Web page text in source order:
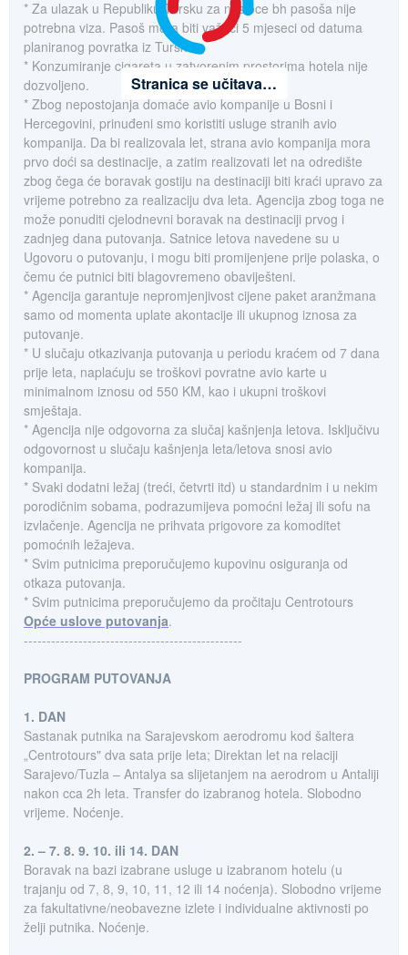
* Za ulazak u Republiku Tursku za nosioce bh pasoša nije
potrebna viza. Pasoš mora biti važeći 5 mjeseci od datuma
planiranog povratka iz Turske.
* Konzumiranje cigareta u zatvorenim prostorima hotela nije
dozvoljeno.
* Zbog nepostojanja domaće avio kompanije u Bosni i
Hercegovini, prinuđeni smo koristiti usluge stranih avio
kompanija. Da bi realizovala let, strana avio kompanija mora
prvo doći sa destinacije, a zatim realizovati let na odredište
zbog čega će boravak gostiju na destinaciji biti kraći upravo za
vrijeme potrebno za realizaciju dva leta. Agencija zbog toga ne
može ponuditi cjelodnevni boravak na destinaciji prvog i
zadnjeg dana putovanja. Satnice letova navedene su u
Ugovoru o putovanju, i mogu biti promijenjene prije polaska, o
čemu će putnici biti blagovremeno obaviješteni.
* Agencija garantuje nepromjenjivost cijene paket aranžmana
samo od momenta uplate akontacije ili ukupnog iznosa za
putovanje.
* U slučaju otkazivanja putovanja u periodu kraćem od 7 dana
prije leta, naplaćuju se troškovi povratne avio karte u
minimalnom iznosu od 550 KM, kao i ukupni troškovi
smještaja.
* Agencija nije odgovorna za slučaj kašnjenja letova. Isključivu
odgovornost u slučaju kašnjenja leta/letova snosi avio
kompanija.
* Svaki dodatni ležaj (treći, četvrti itd) u standardnim i u nekim
porodičnim sobama, podrazumijeva pomoćni ležaj ili sofu na
izvlačenje. Agencija ne prihvata prigovore za komoditet
pomoćnih ležajeva.
* Svim putnicima preporučujemo kupovinu osiguranja od
otkaza putovanja.
* Svim putnicima preporučujemo da pročitaju Centrotours
Opće uslove putovanja.
------------------------------------------------
PROGRAM PUTOVANJA
1. DAN
Sastanak putnika na Sarajevskom aerodromu kod šaltera
„Centrotours" dva sata prije leta; Direktan let na relaciji
Sarajevo/Tuzla – Antalya sa slijetanjem na aerodrom u Antaliji
nakon cca 2h leta. Transfer do izabranog hotela. Slobodno
vrijeme. Noćenje.
2. – 7. 8. 9. 10. ili 14. DAN
Boravak na bazi izabrane usluge u izabranom hotelu (u
trajanju od 7, 8, 9, 10, 11, 12 ili 14 noćenja). Slobodno vrijeme
za fakultativne/neobavezne izlete i individualne aktivnosti po
želji putnika. Noćenje.
Stranica se učitava…